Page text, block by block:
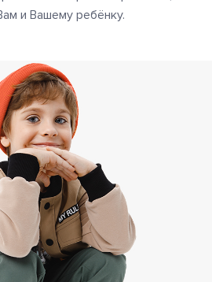
и Вашему ребёнку.